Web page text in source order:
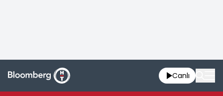
Canlı